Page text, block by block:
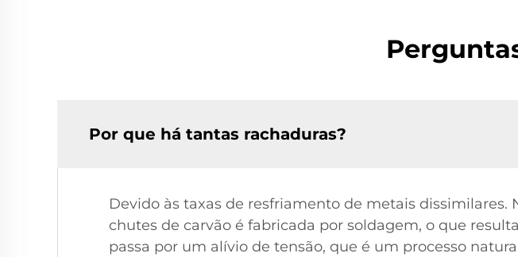
Por que há tantas rachaduras?
Devido às taxas de resfriamento de metais
chutes de carvão é fabricada por soldagem, o que
passa por um alívio de tensão, que é um processo